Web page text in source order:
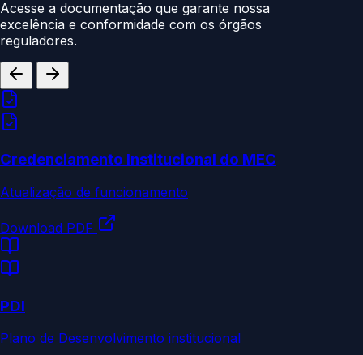
Acesse a documentação que garante nossa
excelência e conformidade com os órgãos
reguladores.
Credenciamento Institucional do MEC
Atualização de funcionamento
Download PDF
PDI
Plano de Desenvolvimento institucional